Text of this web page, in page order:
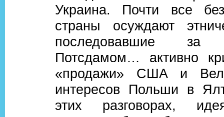
Украина. Почти все
страны осуждают
последовавшие
Потсдамом… активно
«продажи» США и
интересов Польши в
этих разговорах,